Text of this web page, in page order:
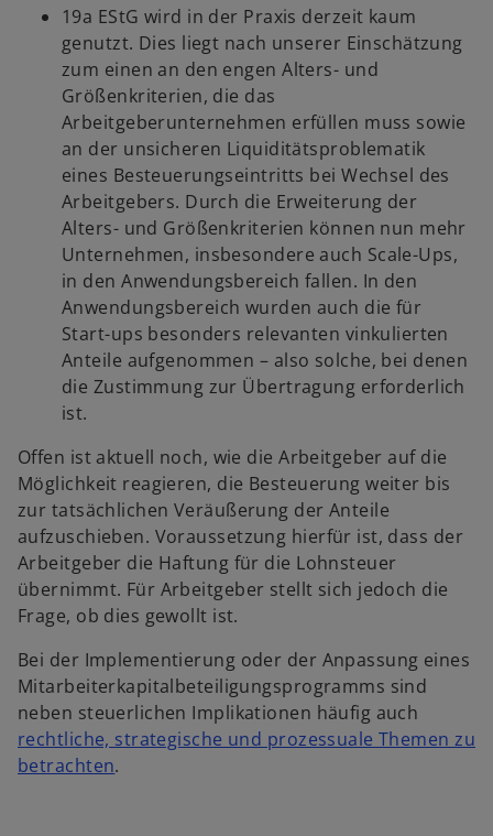
19a EStG wird in der Praxis derzeit kaum
genutzt. Dies liegt nach unserer Einschätzung
zum einen an den engen Alters- und
Größenkriterien, die das
Arbeitgeberunternehmen erfüllen muss sowie
an der unsicheren Liquiditätsproblematik
eines Besteuerungseintritts bei Wechsel des
Arbeitgebers. Durch die Erweiterung der
Alters- und Größenkriterien können nun mehr
Unternehmen, insbesondere auch Scale-Ups,
in den Anwendungsbereich fallen. In den
Anwendungsbereich wurden auch die für
Start-ups besonders relevanten vinkulierten
Anteile aufgenommen – also solche, bei denen
die Zustimmung zur Übertragung erforderlich
ist.
Offen ist aktuell noch, wie die Arbeitgeber auf die
Möglichkeit reagieren, die Besteuerung weiter bis
zur tatsächlichen Veräußerung der Anteile
aufzuschieben. Voraussetzung hierfür ist, dass der
Arbeitgeber die Haftung für die Lohnsteuer
übernimmt. Für Arbeitgeber stellt sich jedoch die
Frage, ob dies gewollt ist.
Bei der Implementierung oder der Anpassung eines
Mitarbeiterkapitalbeteiligungsprogramms sind
neben steuerlichen Implikationen häufig auch
rechtliche, strategische und prozessuale Themen zu
betrachtenw.